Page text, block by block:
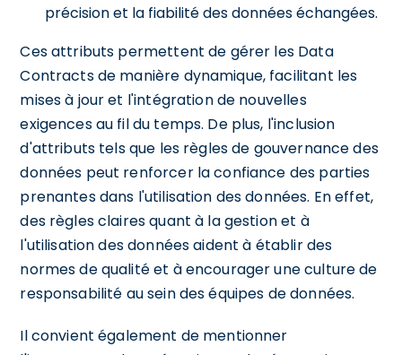
précision et la fiabilité des données échangées.
Ces attributs permettent de gérer les Data
Contracts de manière dynamique, facilitant les
mises à jour et l'intégration de nouvelles
exigences au fil du temps. De plus, l'inclusion
d'attributs tels que les règles de gouvernance des
données peut renforcer la confiance des parties
prenantes dans l'utilisation des données. En effet,
des règles claires quant à la gestion et à
l'utilisation des données aident à établir des
normes de qualité et à encourager une culture de
responsabilité au sein des équipes de données.
Il convient également de mentionner